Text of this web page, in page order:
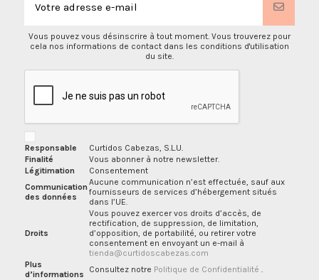
Vous pouvez vous désinscrire à tout moment. Vous trouverez pour
cela nos informations de contact dans les conditions d'utilisation
du site.
Responsable
Curtidos Cabezas, S.L.U.
Finalité
Vous abonner à notre newsletter.
Légitimation
Consentement
Communication
des données
Aucune communication n’est effectuée, sauf aux
fournisseurs de services d’hébergement situés
dans l’UE.
Droits
Vous pouvez exercer vos droits d’accès, de
rectification, de suppression, de limitation,
d’opposition, de portabilité, ou retirer votre
consentement en envoyant un e-mail à
tienda@curtidoscabezas.com
Plus
d’informations
Consultez notre Politique de Confidentialité